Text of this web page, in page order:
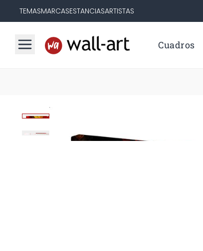
TEMASMARCASESTANCIASARTISTAS
Cuadros